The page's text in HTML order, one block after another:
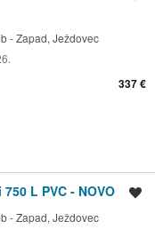
- Zapad, Ježdovec
337 €
L PVC - NOVO
- Zapad, Ježdovec